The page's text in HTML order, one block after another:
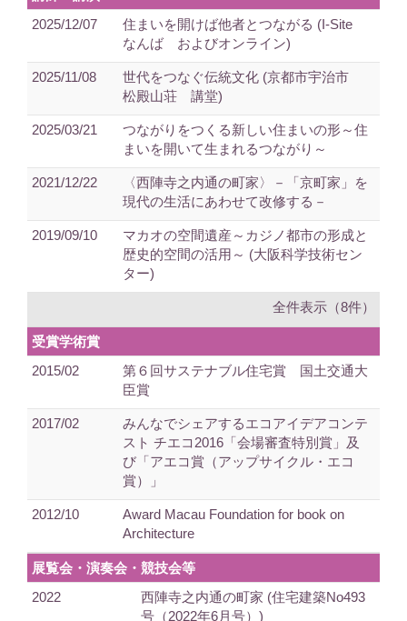
2025/12/07
住まいを開けば他者とつながる (I-Site
なんば およびオンライン)
2025/11/08
世代をつなぐ伝統文化 (京都市宇治市
松殿山荘 講堂)
2025/03/21
つながりをつくる新しい住まいの形～住
まいを開いて生まれるつながり～
2021/12/22
〈西陣寺之内通の町家〉－「京町家」を
現代の生活にあわせて改修する－
2019/09/10
マカオの空間遺産～カジノ都市の形成と
歴史的空間の活用～ (大阪科学技術セン
ター)
全件表示（8件）
受賞学術賞
2015/02
第６回サステナブル住宅賞 国土交通大
臣賞
2017/02
みんなでシェアするエコアイデアコンテ
スト チエコ2016「会場審査特別賞」及
び「アエコ賞（アップサイクル・エコ
賞）」
2012/10
Award Macau Foundation for book on
Architecture
展覧会・演奏会・競技会等
2022
西陣寺之内通の町家 (住宅建築No493
号（2022年6月号）)